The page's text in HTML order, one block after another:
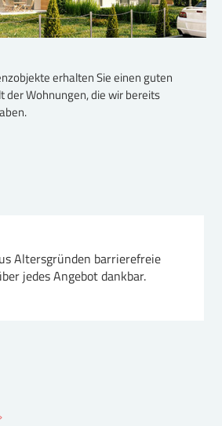
erhalten Sie einen guten
der Wohnungen, die wir bereits
Altersgründen barrierefreie
jedes Angebot dankbar.